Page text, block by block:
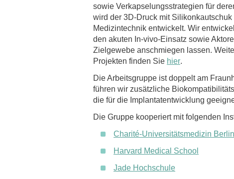
sowie Verkapselungsstrategien für
wird der 3D-Druck mit
Medizintechnik entwickelt. Wir
den akuten In-vivo-Einsatz sowie
Zielgewebe anschmiegen lassen.
Projekten finden Sie hier.
Die Arbeitsgruppe ist doppelt am
führen wir zusätzliche
die für die Implantatentwicklung
Die Gruppe kooperiert mit folgenden
Charité-Universitätsmedizin Berlin
Harvard Medical School
Jade Hochschule